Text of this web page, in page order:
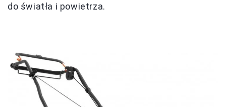
do światła i powietrza.